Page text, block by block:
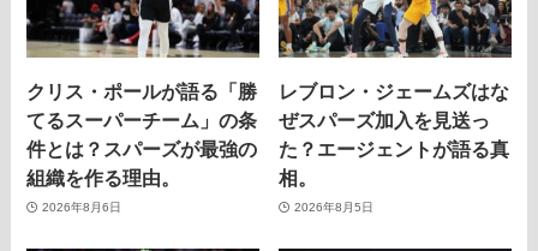
クリス・ポールが語る「勝
てるスーパーチーム」の条
件とは？スパーズが最強の
組織を作る理由。
2026年8月6日
レブロン・ジェームズはな
ぜスパーズ加入を見送っ
た？エージェントが語る真
相。
2026年8月5日